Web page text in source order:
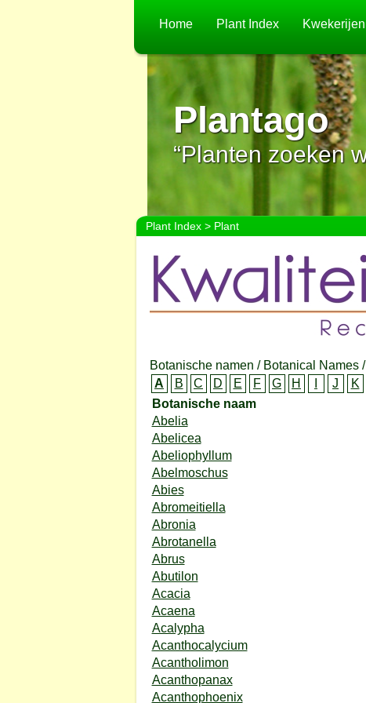
Home Plant Index Kwekerijen
Plantago
“Planten zoeken
Plant Index> Plant
Botanische namen / Botanical
A
B C D E F G H J K
Botanische naam
Abelia
Abelicea
Abeliophyllum
Abelmoschus
Abies
Abromeitiella
Abronia
Abrotanella
Abrus
Abutilon
Acacia
Acaena
Acalypha
Acanthocalycium
Acantholimon
Acanthopanax
Acanthophoenix